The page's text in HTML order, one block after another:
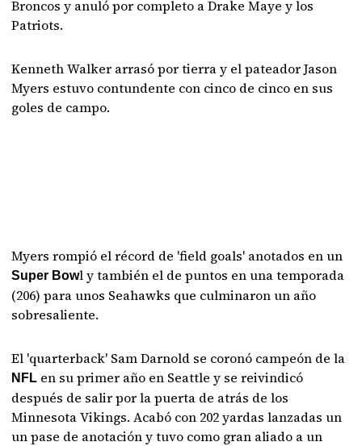
Broncos y anuló por completo a Drake Maye y los
Patriots.
Kenneth Walker arrasó por tierra y el pateador Jason
Myers estuvo contundente con cinco de cinco en sus
goles de campo.
Myers rompió el récord de 'field goals' anotados en un
Super Bowl y también el de puntos en una temporada
(206) para unos Seahawks que culminaron un año
sobresaliente.
El 'quarterback' Sam Darnold se coronó campeón de la
NFL en su primer año en Seattle y se reivindicó
después de salir por la puerta de atrás de los
Minnesota Vikings. Acabó con 202 yardas lanzadas un
un pase de anotación y tuvo como gran aliado a un